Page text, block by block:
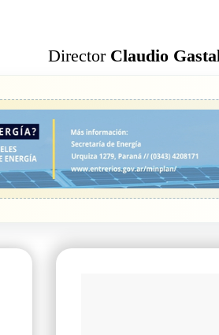
Director Claudio